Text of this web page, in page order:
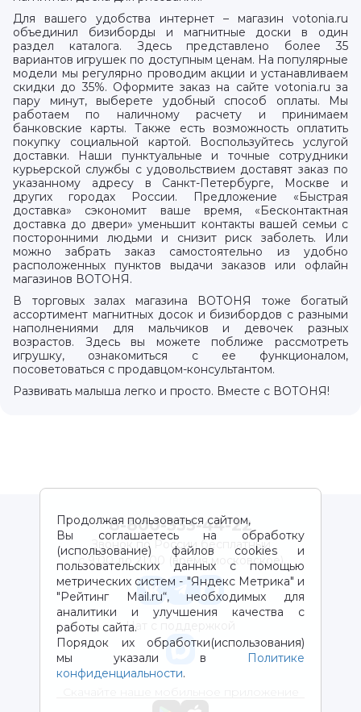
Для вашего удобства интернет – магазин votonia.ru
объединил бизиборды и магнитные доски в один
раздел каталога. Здесь представлено более 35
вариантов игрушек по доступным ценам. На популярные
модели мы регулярно проводим акции и устанавливаем
скидки до 35%. Оформите заказ на сайте votonia.ru за
пару минут, выберете удобный способ оплаты. Мы
работаем по наличному расчету и принимаем
банковские карты. Также есть возможность оплатить
покупку социальной картой. Воспользуйтесь услугой
доставки. Наши пунктуальные и точные сотрудники
курьерской службы с удовольствием доставят заказ по
указанному адресу в Санкт-Петербурге, Москве и
других городах России. Предложение «Быстрая
доставка» сэкономит ваше время, «Бесконтактная
доставка до двери» уменьшит контакты вашей семьи с
посторонними людьми и снизит риск заболеть. Или
можно забрать заказ самостоятельно из удобно
расположенных пунктов выдачи заказов или офлайн
магазинов ВОТОНЯ.
В торговых залах магазина ВОТОНЯ тоже богатый
ассортимент магнитных досок и бизибордов с разными
наполнениями для мальчиков и девочек разных
возрастов. Здесь вы можете поближе рассмотреть
игрушку, ознакомиться с ее функционалом,
посоветоваться с продавцом-консультантом.
Развивать малыша легко и просто. Вместе с ВОТОНЯ!
Продолжая пользоваться сайтом,
Вы соглашаетесь на обработку
(использование) файлов cookies и
пользовательских данных с помощью
метрических систем - "Яндекс Метрика" и
"Рейтинг Mail.ru“, необходимых для
аналитики и улучшения качества с
работы сайта.
Порядок их обработки(использования)
мы указали в
Политике
конфиденциальности.
8-800-333-44-22
Звонок по России бесплатный
с 9:00 до 21:00 (время московское)
Чат с поддержкой